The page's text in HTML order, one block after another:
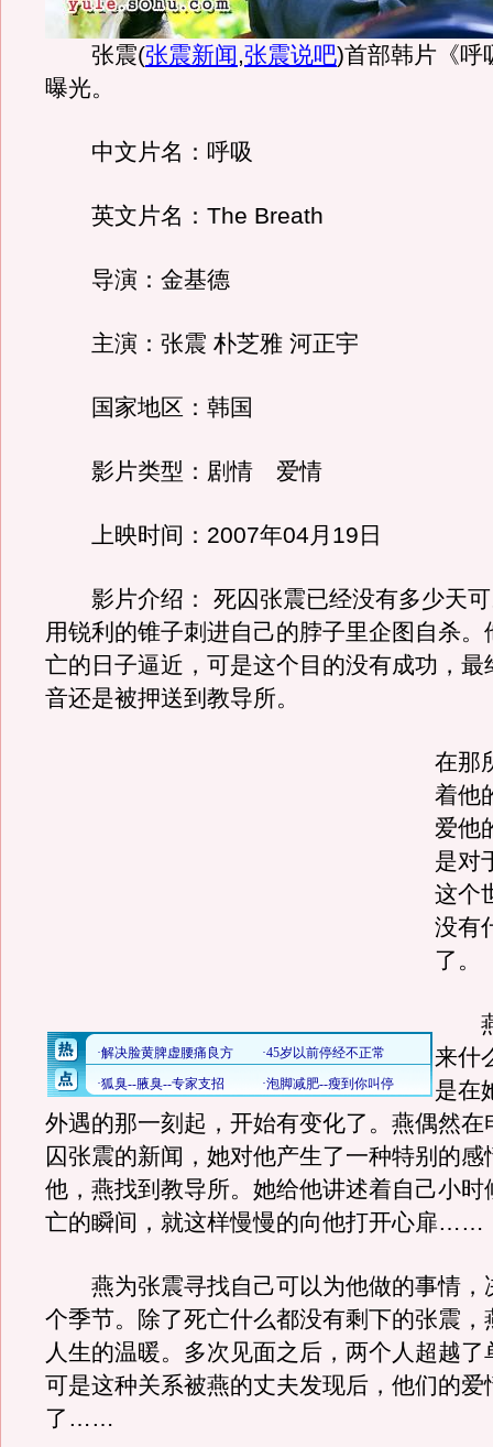
张震(张震新闻,张震说吧)首部韩片《呼
曝光。
中文片名：呼吸
英文片名：The Breath
导演：金基德
主演：张震 朴芝雅 河正宇
国家地区：韩国
影片类型：剧情 爱情
上映时间：2007年04月19日
影片介绍： 死囚张震已经没有多少天可
用锐利的锥子刺进自己的脖子里企图自杀。
亡的日子逼近，可是这个目的没有成功，最
音还是被押送到教导所。
在那
着他
爱他
是对
这个
没有
了。
燕
来什
是在
外遇的那一刻起，开始有变化了。燕偶然在
囚张震的新闻，她对他产生了一种特别的感
他，燕找到教导所。她给他讲述着自己小时
亡的瞬间，就这样慢慢的向他打开心扉……
燕为张震寻找自己可以为他做的事情，
个季节。除了死亡什么都没有剩下的张震，
人生的温暖。多次见面之后，两个人超越了
可是这种关系被燕的丈夫发现后，他们的爱
了……